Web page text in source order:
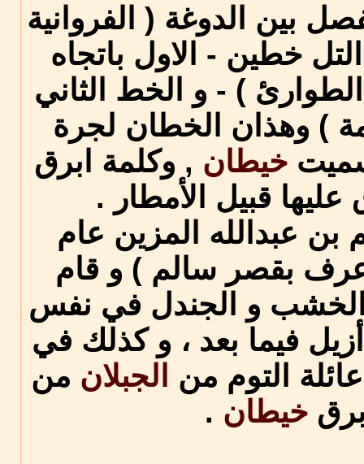
بين الدوغة ( الفروانية
خطين - الاول باتجاه
) - و الخط الثاني
) وهذان الخطان لجرة
سميتخيطان , وكلمة ابرق
قبيل الأمطار .
عبدالله المزين عام
( عرف بقصر سالم ) و قام
الخشب و الجندل في نفس
فيما بعد ، و كذلك في
الجبلان من
خيطان .